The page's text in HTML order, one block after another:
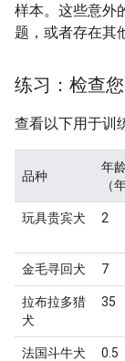
样本。这些意外
题，或者存在其
练习：检查
查看以下用于训
品种
年
（
玩具贵宾犬 2
金毛寻回犬 7
拉布拉多猎
犬
35
法国斗牛犬 0.5